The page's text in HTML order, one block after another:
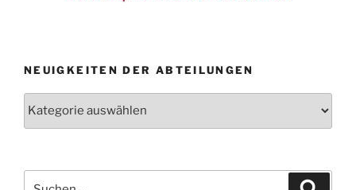
NEUIGKEITEN DER ABTEILUNGEN